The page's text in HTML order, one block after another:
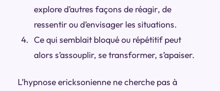
explore d’autres façons de réagir, de
ressentir ou d’envisager les situations.
Ce qui semblait bloqué ou répétitif peut
alors s’assouplir, se transformer, s’apaiser.
L’hypnose ericksonienne ne cherche pas à